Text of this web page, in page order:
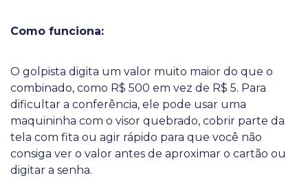
Como funciona:
O golpista digita um valor muito maior do que o
combinado, como R$ 500 em vez de R$ 5. Para
dificultar a conferência, ele pode usar uma
maquininha com o visor quebrado, cobrir parte da
tela com fita ou agir rápido para que você não
consiga ver o valor antes de aproximar o cartão ou
digitar a senha.